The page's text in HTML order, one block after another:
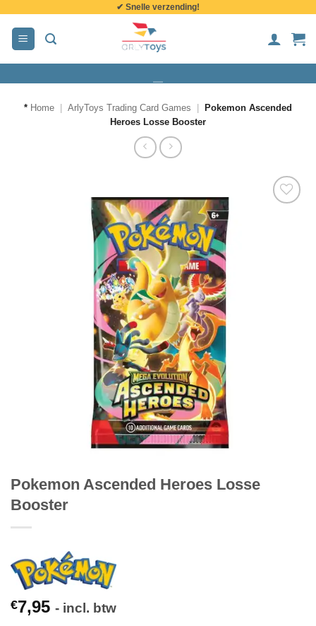
inhoud
✔ Snelle verzending!
* Home ArlyToys Trading Card Games
Pokemon Ascended
Heroes Losse Booster
Pokemon Ascended Heroes Losse
Booster
€7,95 - incl. btw